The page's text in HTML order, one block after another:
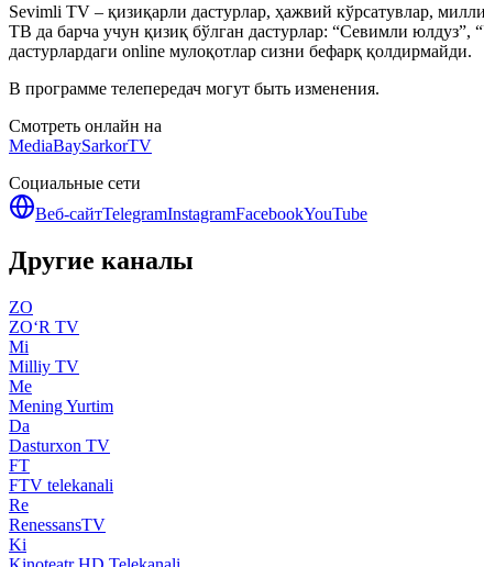
Sevimli TV – қизиқарли дастурлар, ҳажвий кўрсатувлар,
ТВ да барча учун қизиқ бўлган дастурлар: “Севимли юлдуз”,
дастурлардаги online мулоқотлар сизни бефарқ қолдирмайди.
В программе телепередач могут быть изменения.
Смотреть онлайн на
MediaBaySarkorTV
Социальные сети
Веб-сайтTelegramInstagramFacebookYouTube
Другие каналы
ZO
ZO‘R TV
Mi
Milliy TV
Me
Mening Yurtim
Da
Dasturxon TV
FT
FTV telekanali
Re
RenessansTV
Ki